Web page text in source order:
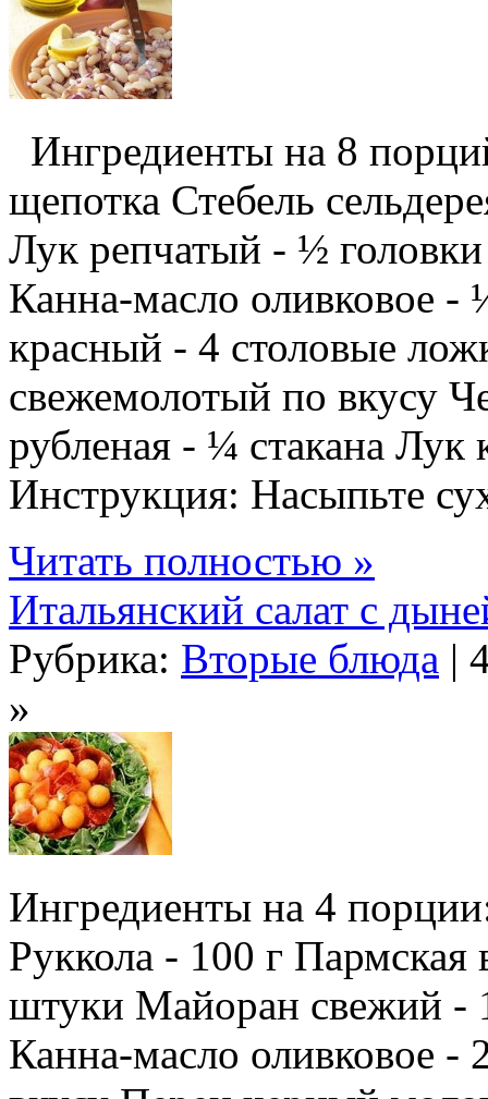
Ингредиенты на 8
щепотка Стебель
Лук репчатый - ½
Канна-масло оливковое -
красный - 4 столовые
свежемолотый по вкусу
рубленая - ¼ стакана Лук
Инструкция: Насыпьте
Читать полностью »
Итальянский салат с
Рубрика: Вторые блюда |
»
Ингредиенты на 4
Руккола - 100 г
штуки Майоран свежий -
Канна-масло оливковое -